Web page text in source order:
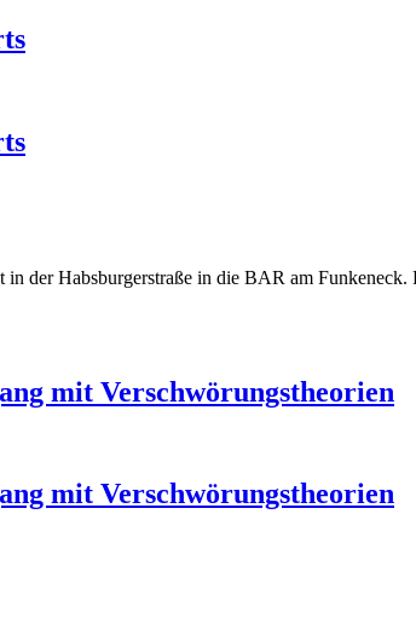
der Habsburgerstraße in die BAR am
mit Verschwörungstheorien
mit Verschwörungstheorien